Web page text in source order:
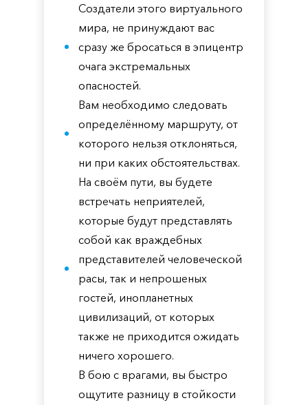
Создатели этого виртуального
мира, не принуждают вас
сразу же бросаться в эпицентр
очага экстремальных
опасностей.
Вам необходимо следовать
определённому маршруту, от
которого нельзя отклоняться,
ни при каких обстоятельствах.
На своём пути, вы будете
встречать неприятелей,
которые будут представлять
собой как враждебных
представителей человеческой
расы, так и непрошеных
гостей, инопланетных
цивилизаций, от которых
также не приходится ожидать
ничего хорошего.
В бою с врагами, вы быстро
ощутите разницу в стойкости